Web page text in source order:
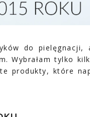
do pielęgnacji,
Wybrałam tylko
produkty, które